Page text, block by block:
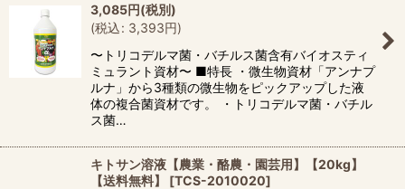
3,085円(税別)
(税込: 3,393円)
〜トリコデルマ菌・バチルス菌含有バイオスティ
ミュラント資材〜 ■特長 ・微生物資材「アンナプ
ルナ」から3種類の微生物をピックアップした液
体の複合菌資材です。 ・トリコデルマ菌・バチル
ス菌…
キトサン溶液【農業・酪農・園芸用】【20kg】
【送料無料】
[TCS-2010020]